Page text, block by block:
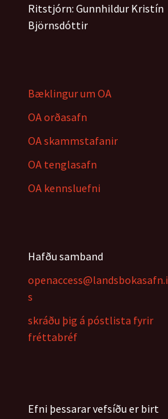
Ritstjórn: Gunnhildur Kristín
Björnsdóttir
Bæklingur um OA
OA orðasafn
OA skammstafanir
OA tenglasafn
OA kennsluefni
Hafðu samband
openaccess@landsbokasafn.i
s
skráðu þig á póstlista fyrir
fréttabréf
Efni þessarar vefsíðu er birt